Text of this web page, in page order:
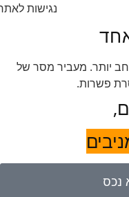
יותר. מעביר מסר של
פשרות.
נכס